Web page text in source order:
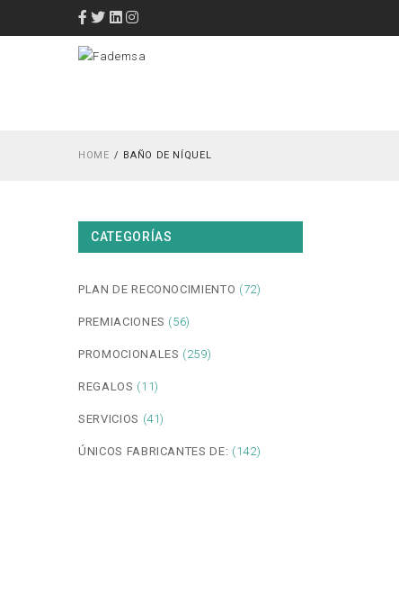
HOME BAÑO DE NÍQUEL
CATEGORÍAS
PLAN DE RECONOCIMIENTO (72)
PREMIACIONES (56)
PROMOCIONALES (259)
REGALOS (11)
SERVICIOS (41)
ÚNICOS FABRICANTES DE: (142)